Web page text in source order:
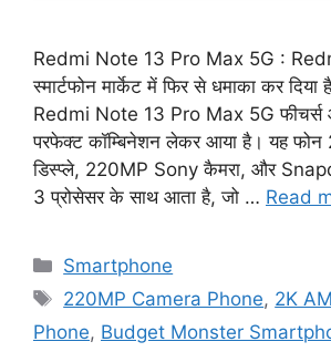
Redmi Note 13 Pro Max 5G :
स्मार्टफोन मार्केट में फिर से धमाका कर
Redmi Note 13 Pro Max 5G
परफेक्ट कॉम्बिनेशन लेकर आया है। यह
डिस्प्ले, 220MP Sony कैमरा, और
3 प्रोसेसर के साथ आता है, जो … Read
Categories
Smartphone
Tags
220MP Camera Phone, 2K
Phone, Budget Monster